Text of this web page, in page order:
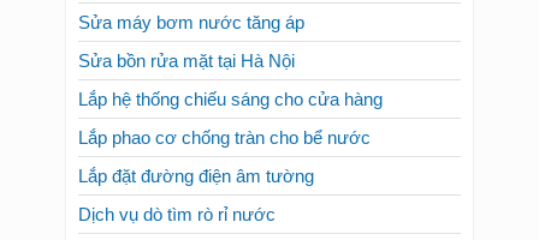
Sửa máy bơm nước tăng áp
Sửa bồn rửa mặt tại Hà Nội
Lắp hệ thống chiếu sáng cho cửa hàng
Lắp phao cơ chống tràn cho bể nước
Lắp đặt đường điện âm tường
Dịch vụ dò tìm rò rỉ nước